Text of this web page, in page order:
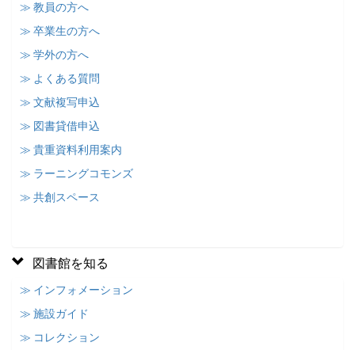
≫ 教員の方へ
≫ 卒業生の方へ
≫ 学外の方へ
≫ よくある質問
≫ 文献複写申込
≫ 図書貸借申込
≫ 貴重資料利用案内
≫ ラーニングコモンズ
≫ 共創スペース
図書館を知る
≫ インフォメーション
≫ 施設ガイド
≫ コレクション